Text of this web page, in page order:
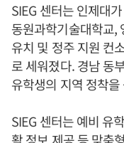
SIEG 센터는 인제대
동원과학기술대학교,
유치 및 정주 지원 컨
로 세워졌다. 경남 동
유학생의 지역 정착
SIEG 센터는 예비 유